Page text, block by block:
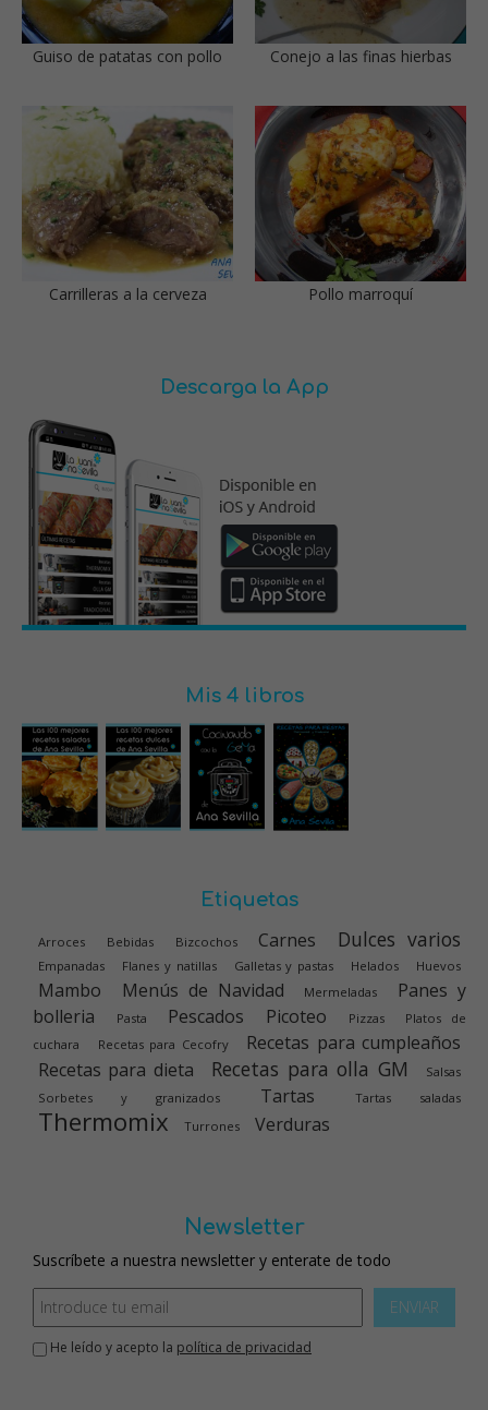
Guiso de patatas con pollo Conejo a las finas hierbas
Carrilleras a la cerveza Pollo marroquí
Descarga la App
Mis 4 libros
Etiquetas
Arroces Bebidas Bizcochos Carnes Dulces varios
Empanadas Flanes y natillas Galletas y pastas Helados Huevos
Mambo Menús de Navidad Mermeladas
Panes y
bolleria
Pasta Pescados Picoteo Pizzas
Platos de
cuchara
Recetas para Cecofry
Recetas para cumpleaños
Recetas para dieta
Recetas para olla GM
Salsas
Sorbetes y granizados
Tartas Tartas saladas
Thermomix Turrones Verduras
Newsletter
Suscríbete a nuestra newsletter y enterate de todo
ENVIAR
He leído y acepto la política de privacidad